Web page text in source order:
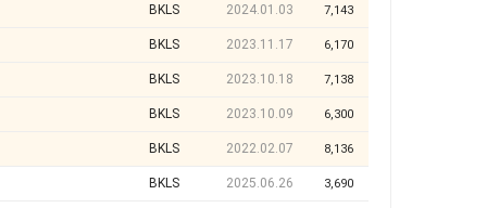
BKLS 2024.01.03 7,143
BKLS 2023.11.17 6,170
BKLS 2023.10.18 7,138
BKLS 2023.10.09 6,300
BKLS 2022.02.07 8,136
BKLS 2025.06.26 3,690